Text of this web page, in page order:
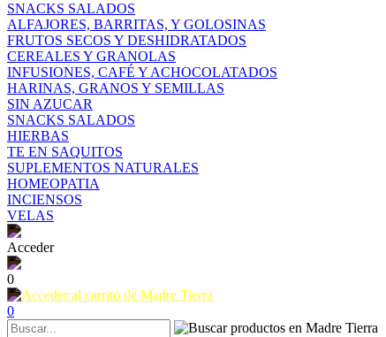
SNACKS SALADOS
ALFAJORES, BARRITAS, Y GOLOSINAS
FRUTOS SECOS Y DESHIDRATADOS
CEREALES Y GRANOLAS
INFUSIONES, CAFÉ Y ACHOCOLATADOS
HARINAS, GRANOS Y SEMILLAS
SIN AZUCAR
SNACKS SALADOS
HIERBAS
TE EN SAQUITOS
SUPLEMENTOS NATURALES
HOMEOPATIA
INCIENSOS
VELAS
Acceder
0
0